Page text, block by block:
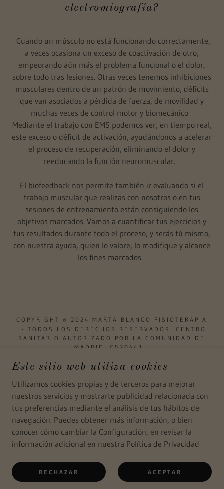
electromiografía?
Cuando un músculo no está funcionando correctamente,
a veces ocasiona un exceso de coactivación de otro,
empeorando aún más el problema funcional o el dolor,
sobre todo tras lesiones. Otras veces tenemos inhibiciones
musculares dentro de un patrón de movimiento, déficits
que van asociados a pérdida de fuerza, de movilidad y
muchas veces de control motor y biomecánico.
Mediante el trabajo con EMS podemos ver, en tiempo real,
este exceso o déficit de activación, ayudándonos a acelerar
el proceso de recuperación, eliminando el dolor y
reeducando la función neuromuscular.
El biofeedback nos permite también ir evaluando si el
trabajo muscular que realizas con nosotros o en tus
sesiones de entrenamiento están consiguiendo los
objetivos marcados. Vamos a cuantificar tus ejercicios y
tus resultados durante todo el proceso, y serás tú mismo,
con nuestra ayuda, quien lo valore, lo modifique y alcance
los fines marcados.
COPYRIGHT © 2024 MARTA BLANCO FISIOTERAPIA
- TODOS LOS DERECHOS RESERVADOS. CENTRO
SANITARIO AUTORIZADO POR LA COMUNIDAD DE
MADRID. CS20443.
CON TECNOLOGÍA DE
Cancelación citas
Política de privacidad
Este sitio web utiliza cookies
Utilizamos cookies propias y de terceros para mejorar
nuestros servicios y mostrarte publicidad relacionada con
tus preferencias mediante el análisis de tus hábitos de
navegación. Puedes obtener más información, o bien
conocer cómo cambiar la Configuración, en revisar la
información adicional en nuestra Política de Privacidad
RECHAZAR ACEPTAR